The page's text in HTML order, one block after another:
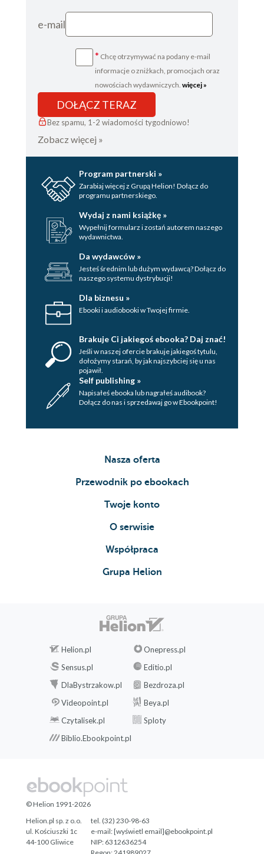
e-mail
* Chcę otrzymywać na podany e-mail
informacje o zniżkach, promocjach oraz
nowościach wydawniczych. więcej »
DOŁĄCZ TERAZ
Bez spamu, 1-2 wiadomości tygodniowo!
Zobacz więcej »
Program partnerski »
Zarabiaj więcej z Grupą Helion! Dołącz do
programu partnerskiego.
Wydaj z nami książkę »
Wypełnij formularz i zostań autorem naszego
wydawnictwa.
Da wydawców »
Jesteś średnim lub dużym wydawcą? Dołącz do
naszego systemu dystrybucji!
Dla biznesu »
Ebooki i audiobooki w Twojej firmie.
Brakuje Ci jakiegoś ebooka? Daj znać!
Jeśli w naszej ofercie brakuje jakiegoś tytulu,
dołożymy starań, by jak najszybciej się u nas
pojawił.
Self publishing »
Napisałeś ebooka lub nagrałeś audibook?
Dołącz do nas i sprzedawaj go w Ebookpoint!
Nasza oferta
Przewodnik po ebookach
Twoje konto
O serwisie
Współpraca
Grupa Helion
Helion.pl
Onepress.pl
Sensus.pl
Editio.pl
DlaBystrzakow.pl
Bezdroza.pl
Videopoint.pl
Beya.pl
Czytalisek.pl
Sploty
Biblio.Ebookpoint.pl
© Helion 1991-2026
Helion.pl sp. z o.o.
ul. Kościuszki 1c
44-100 Gliwice
tel. (32) 230-98-63
e-mail:[wyświetl email]@ebookpoint.pl
NIP: 6312636254
Regon: 241989027